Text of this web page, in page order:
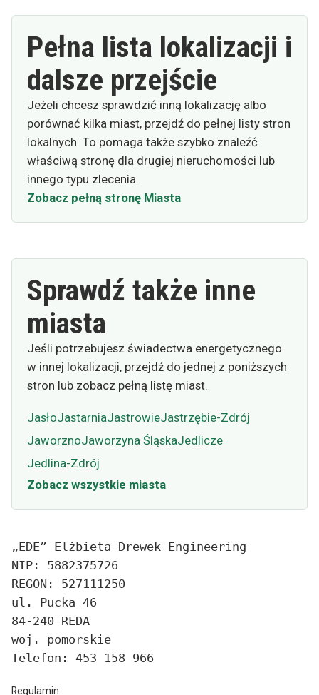
Pełna lista lokalizacji i
dalsze przejście
Jeżeli chcesz sprawdzić inną lokalizację albo
porównać kilka miast, przejdź do pełnej listy stron
lokalnych. To pomaga także szybko znaleźć
właściwą stronę dla drugiej nieruchomości lub
innego typu zlecenia.
Zobacz pełną stronę Miasta
Sprawdź także inne
miasta
Jeśli potrzebujesz świadectwa energetycznego
w innej lokalizacji, przejdź do jednej z poniższych
stron lub zobacz pełną listę miast.
JasłoJastarniaJastrowieJastrzębie-Zdrój
JaworznoJaworzyna ŚląskaJedlicze
Jedlina-Zdrój
Zobacz wszystkie miasta
„EDE” Elżbieta Drewek Engineering
NIP: 5882375726
REGON: 527111250
ul. Pucka 46
84-240 REDA
woj. pomorskie
Telefon: 453 158 966
Regulamin